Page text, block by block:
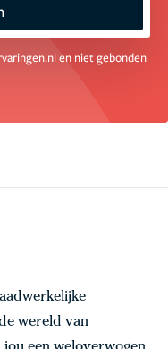
en niet gebonden
wereld van